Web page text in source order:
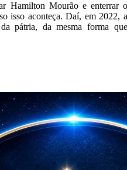
Hamilton Mourão e enterrar o
isso aconteça. Daí, em 2022, a
pátria, da mesma forma que